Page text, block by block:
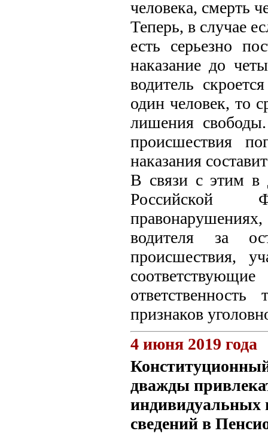
человека, смерть
Теперь, в случае
есть серьезно
наказание до
водитель
один человек, то
лишения свободы.
происшествия
наказания
В связи с этим в
Российской
водителя за
происшествия,
признаков
4 июня 2019 года
дважды
индивидуальных
сведений в